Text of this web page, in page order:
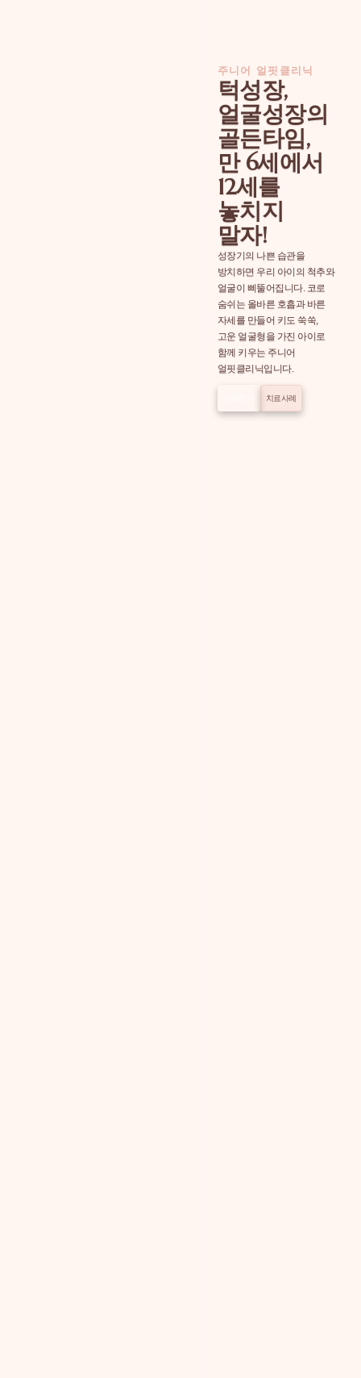
주니어 얼핏클리닉
턱성장,
얼굴성장의
골든타임,
만 6세에서
12세를
놓치지
말자!
성장기의 나쁜 습관을
방치하면 우리 아이의 척추와
얼굴이 삐뚤어집니다. 코로
숨쉬는 올바른 호흡과 바른
자세를 만들어 키도 쑥쑥,
고운 얼굴형을 가진 아이로
함께 키우는 주니어
얼핏클리닉입니다.
치료사례